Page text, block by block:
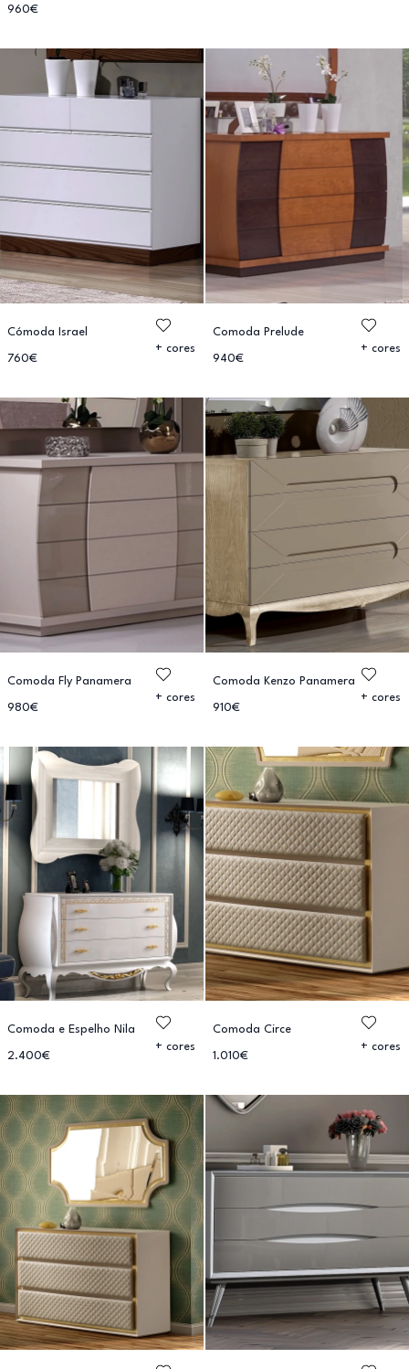
960€
Cómoda Israel
760€
+ cores
Comoda Prelude
940€
+ cores
Comoda Fly Panamera
980€
+ cores
Comoda Kenzo Panamera
910€
+ cores
Comoda e Espelho Nila
2.400€
+ cores
Comoda Circe
1.010€
+ cores